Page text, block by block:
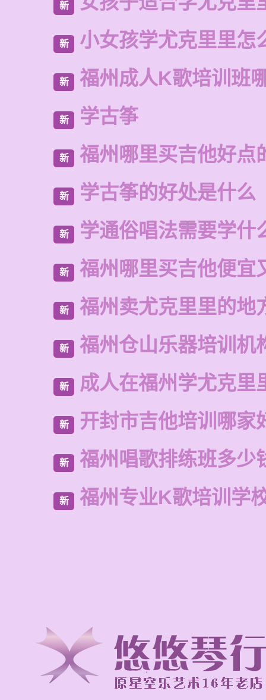
新
新 小女孩学尤克里里怎
新 福州成人K歌培训班
新 学古筝
新 福州哪里买吉他好点
新 学古筝的好处是什么
新 学通俗唱法需要学什
新 福州哪里买吉他便宜
新 福州卖尤克里里的地
新 福州仓山乐器培训机
新 成人在福州学尤克里
新 开封市吉他培训哪家
新 福州唱歌排练班多少
新 福州专业K歌培训学